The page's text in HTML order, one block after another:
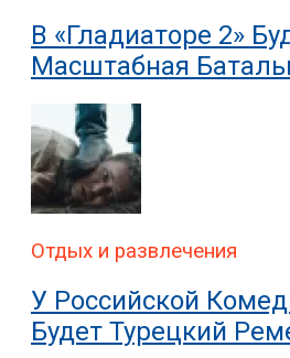
В «Гладиаторе 2»
Масштабная
Отдых и развлечения
У Российской
Будет Турецкий